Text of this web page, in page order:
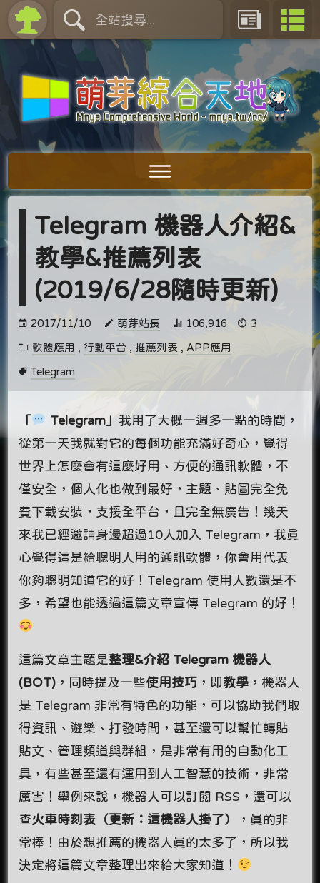
Telegram 機器人介紹&
教學&推薦列表
(2019/6/28隨時更新)
2017/11/10 萌芽站長 106,916 3
軟體應用 , 行動平台 , 推薦列表 , APP應用
Telegram
「 Telegram」 我用了大概一週多一點的時間，
從第一天我就對它的每個功能充滿好奇心，覺得
世界上怎麼會有這麼好用、方便的通訊軟體，不
僅安全，個人化也做到最好，主題、貼圖完全免
費下載安裝，支援全平台，且完全無廣告！幾天
來我已經邀請身邊超過10人加入 Telegram，我真
心覺得這是給聰明人用的通訊軟體，你會用代表
你夠聰明知道它的好！Telegram 使用人數還是不
多，希望也能透過這篇文章宣傳 Telegram 的好！
這篇文章主題是整理&介紹 Telegram 機器人
(BOT) ，同時提及一些使用技巧 ，即 教學 ，機器人
是 Telegram 非常有特色的功能，可以協助我們取
得資訊、遊樂、打發時間，甚至還可以幫忙轉貼
貼文、管理頻道與群組，是非常有用的自動化工
具，有些甚至還有運用到人工智慧的技術，非常
厲害！舉例來說，機器人可以訂閱 RSS，還可以
查火車時刻表（更新：這機器人掛了）
，真的非
常棒！由於想推薦的機器人真的太多了，所以我
決定將這篇文章整理出來給大家知道！